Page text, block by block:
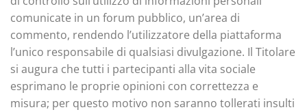
comunicate in un forum pubblico, un’area di
commento, rendendo l’utilizzatore della piattaforma
l’unico responsabile di qualsiasi divulgazione. Il Titolare
si augura che tutti i partecipanti alla vita sociale
esprimano le proprie opinioni con correttezza e
misura; per questo motivo non saranno tollerati insulti